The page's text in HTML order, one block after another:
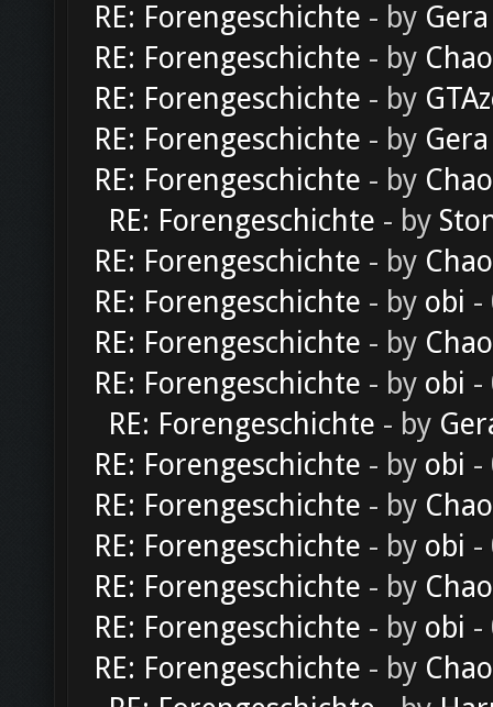
RE: Forengeschichte - by Gera
RE: Forengeschichte - by
RE: Forengeschichte - by
RE: Forengeschichte - by Gera
RE: Forengeschichte - by
RE: Forengeschichte - by
RE: Forengeschichte - by
RE: Forengeschichte - by obi -
RE: Forengeschichte - by
RE: Forengeschichte - by obi -
RE: Forengeschichte - by
RE: Forengeschichte - by obi -
RE: Forengeschichte - by
RE: Forengeschichte - by obi -
RE: Forengeschichte - by
RE: Forengeschichte - by obi -
RE: Forengeschichte - by